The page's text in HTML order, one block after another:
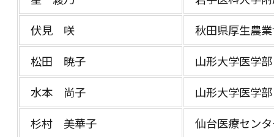
伏見 咲
秋田県厚生農
松田 暁子
山形大学医学
水本 尚子
山形大学医学
杉村 美華子
仙台医療セン